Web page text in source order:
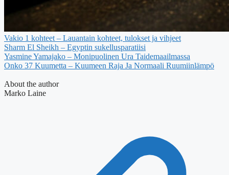
Vakio 1 kohteet – Lauantain kohteet, tulokset ja vihjeet
Sharm El Sheikh – Egyptin sukellusparatiisi
Yasmine Yamajako – Monipuolinen Ura Taidemaailmassa
Onko 37 Kuumetta – Kuumeen Raja Ja Normaali Ruumiinlämpö
About the author
Marko Laine